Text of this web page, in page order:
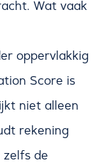
Wat vaak
oppervlakkig
Score is
niet alleen
rekening
de